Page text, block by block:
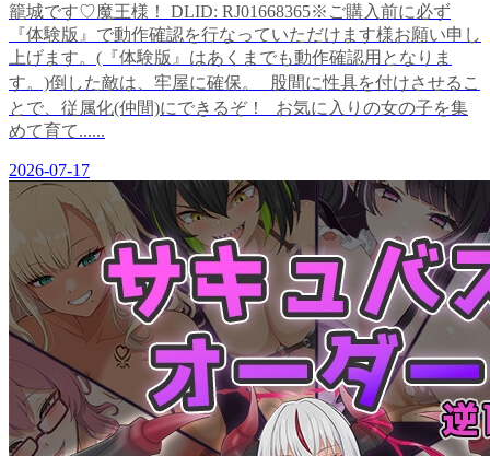
籠城です♡魔王様！ DLID: RJ01668365※ご購入前に必ず
『体験版』で動作確認を行なっていただけます様お願い申し
上げます。(『体験版』はあくまでも動作確認用となりま
す。)倒した敵は、牢屋に確保。 股間に性具を付けさせるこ
とで、従属化(仲間)にできるぞ！ お気に入りの女の子を集
めて育て......
2026-07-17